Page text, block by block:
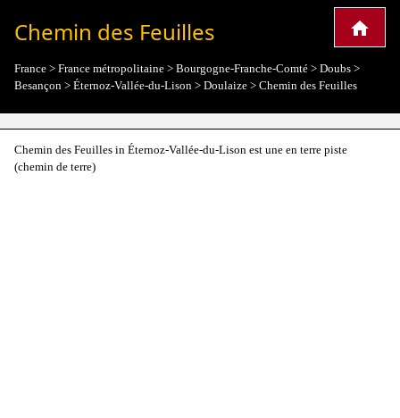
Chemin des Feuilles
France > France métropolitaine > Bourgogne-Franche-Comté > Doubs >
Besançon > Éternoz-Vallée-du-Lison > Doulaize > Chemin des Feuilles
Chemin des Feuilles in Éternoz-Vallée-du-Lison est une en terre piste
(chemin de terre)